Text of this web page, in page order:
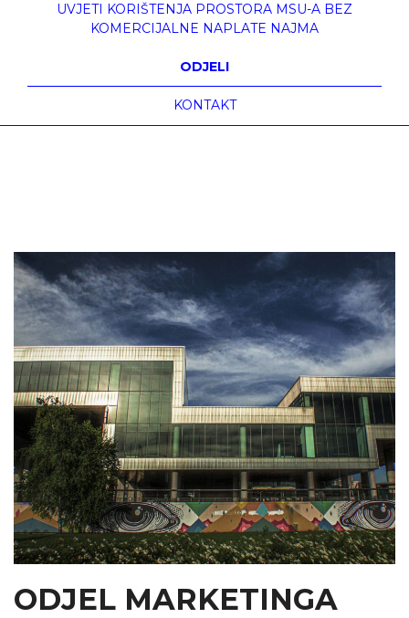
UVJETI KORIŠTENJA PROSTORA MSU-A BEZ
KOMERCIJALNE NAPLATE NAJMA
ODJELI
KONTAKT
ODJEL MARKETINGA